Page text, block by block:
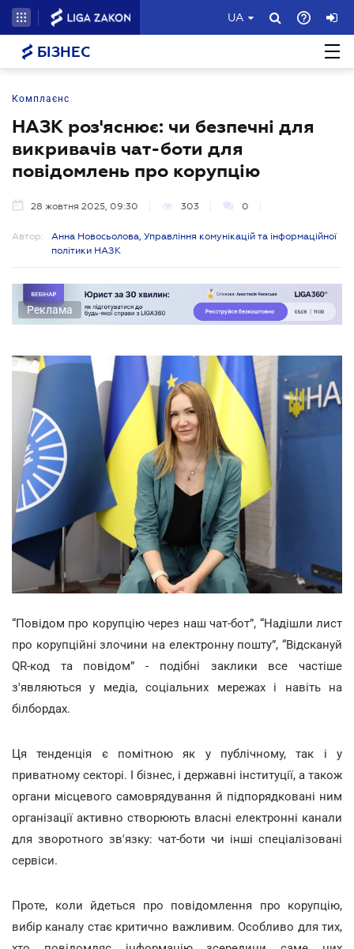
UA
БІЗНЕС
Комплаєнс
НАЗК роз'яснює: чи безпечні для
викривачів чат-боти для
повідомлень про корупцію
28 жовтня 2025, 09:30 303 0
Автор:
Анна Новосьолова, Управління комунікацій та інформаційної
політики НАЗК
Реклама
“Повідом про корупцію через наш чат-бот”, “Надішли лист
про корупційні злочини на електронну пошту”, “Відскануй
QR-код та повідом” - подібні заклики все частіше
з'являються у медіа, соціальних мережах і навіть на
білбордах.
Ця тенденція є помітною як у публічному, так і у
приватному секторі. І бізнес, і державні інституції, а також
органи місцевого самоврядування й підпорядковані ним
організації активно створюють власні електронні канали
для зворотного зв'язку: чат-боти чи інші спеціалізовані
сервіси.
Проте, коли йдеться про повідомлення про корупцію,
вибір каналу стає критично важливим. Особливо для тих,